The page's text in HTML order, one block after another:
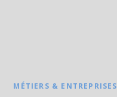
MÉTIERS & ENTREPRISES